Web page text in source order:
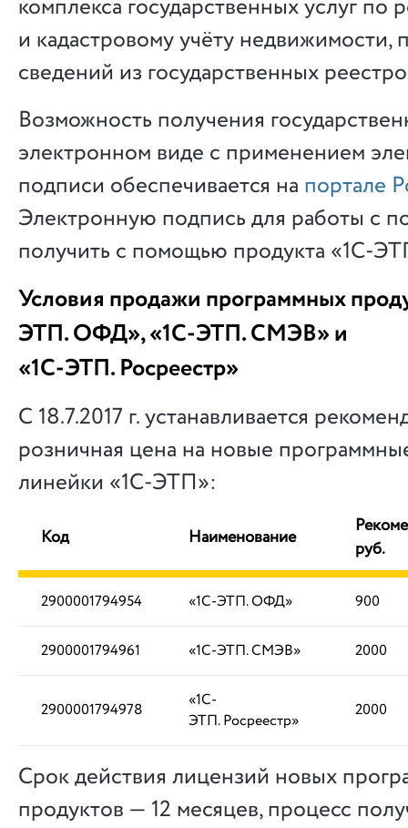
комплекса государственных услуг по
и кадастровому учёту недвижимости,
сведений из государственных
Возможность получения
электронном виде с применением
подписи обеспечивается на портале
Электронную подпись для работы с
получить с помощью продукта «1С-
Условия продажи программных
ЭТП. ОФД», «1С-ЭТП. СМЭВ» и
«1С-ЭТП. Росреестр»
С 18.7.2017 г. устанавливается
розничная цена на новые
линейки «1С-ЭТП»:
Код Наименование
руб.
2900001794954 «1С-ЭТП. ОФД» 900
2900001794961 «1С-ЭТП. СМЭВ» 2000
2900001794978
«1С-
ЭТП. Росреестр»
2000
Срок действия лицензий новых
продуктов — 12 месяцев, процесс